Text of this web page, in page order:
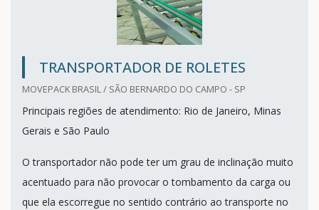
TRANSPORTADOR DE ROLETES
MOVEPACK BRASIL / SÃO BERNARDO DO CAMPO - SP
Principais regiões de atendimento: Rio de Janeiro, Minas
Gerais e São Paulo
O transportador não pode ter um grau de inclinação muito
acentuado para não provocar o tombamento da carga ou
que ela escorregue no sentido contrário ao transporte no